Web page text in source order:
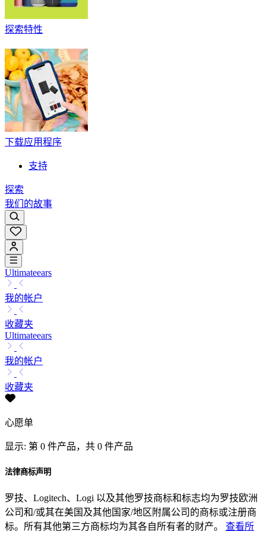
探索特性
下载应用程序
支持
探索
我们的故事
Ultimateears
我的帐户
收藏夹
Ultimateears
我的帐户
收藏夹
心愿单
显示: 第 0 件产品，共 0 件产品
法律商标声明
罗技、Logitech、Logi 以及其他罗技商标和标志均为罗技欧洲
公司和/或其在美国及其他国家/地区附属公司的商标或注册商
标。所有其他第三方商标均为其各自所有者的财产。 查看所